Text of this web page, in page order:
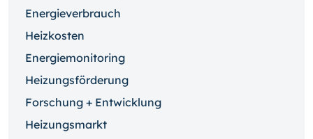
Energieverbrauch
Heizkosten
Energiemonitoring
Heizungsförderung
Forschung + Entwicklung
Heizungsmarkt